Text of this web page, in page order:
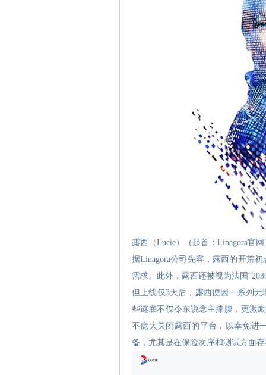
露西（Lucie）（起首：Linagora官网
据Linagora公司先容，露西的开荒
需求。此外，露西还被视为法国
但上线仅3天后，露西便因一系列
些谜底不仅令东说念主捧腹，更激
不庞大关闭露西的平台，以幸免进
备，尤其是在保险次序和测试方面